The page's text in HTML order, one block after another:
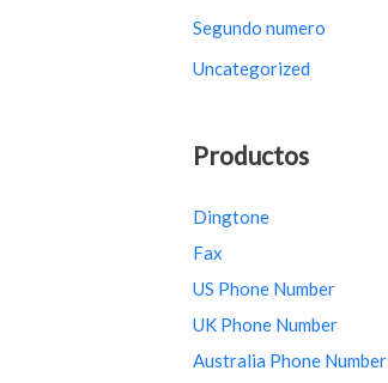
Segundo numero
Uncategorized
Productos
Dingtone
Fax
US Phone Number
UK Phone Number
Australia Phone Number